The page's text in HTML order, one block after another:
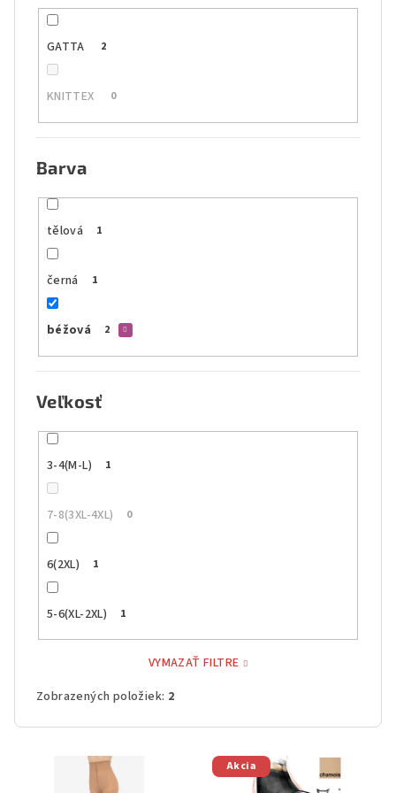
GATTA 2
KNITTEX 0
Barva
tělová 1
černá 1
béžová 2
Veľkosť
3-4(M-L) 1
7-8(3XL-4XL) 0
6(2XL) 1
5-6(XL-2XL) 1
VYMAZAŤ FILTRE
Zobrazených položiek: 2
Akcia